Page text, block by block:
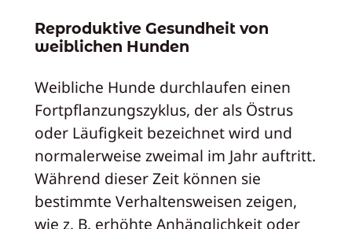
Reproduktive Gesundheit von
weiblichen Hunden
Weibliche Hunde durchlaufen einen
Fortpflanzungszyklus, der als Östrus
oder Läufigkeit bezeichnet wird und
normalerweise zweimal im Jahr auftritt.
Während dieser Zeit können sie
bestimmte Verhaltensweisen zeigen,
wie z. B. erhöhte Anhänglichkeit oder